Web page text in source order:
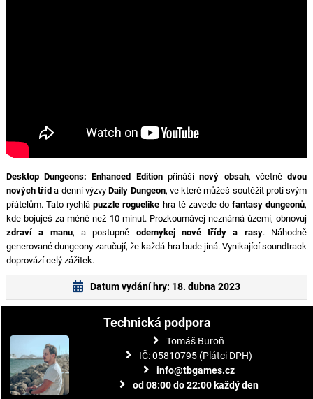
Desktop Dungeons: Enhanced Editionpřinášínový obsah, včetnědvou
nových tříd a denní výzvyDaily Dungeon, ve které můžeš soutěžit proti svým
přátelům. Tato rychlápuzzle roguelike hra tě zavede do fantasy dungeonů,
kde bojuješ za méně než 10 minut. Prozkoumávej neznámá území, obnovuj
zdraví a manu, a postupně odemykej nové třídy a rasy. Náhodně
generované dungeony zaručují, že každá hra bude jiná. Vynikající soundtrack
doprovází celý zážitek.
Datum vydání hry: 18. dubna 2023
Technická podpora
Tomáš Buroň
IČ: 05810795 (Plátci DPH)
info@tbgames.cz
od 08:00 do 22:00 každý den